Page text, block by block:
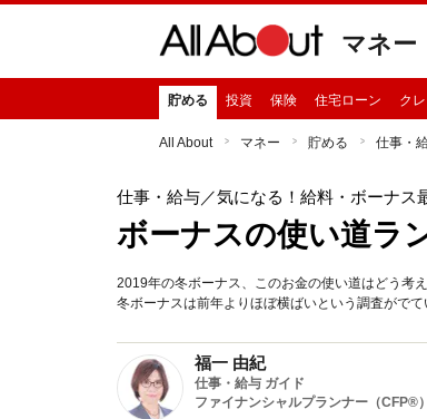
マネー
貯める 投資 保険 住宅ローン ク
All About マネー 貯める 仕事・
仕事・給与／気になる！給料・ボーナス
ボーナスの使い道ラ
2019年の冬ボーナス、このお金の使い道はどう考
冬ボーナスは前年よりほぼ横ばいという調査がで
福一 由紀
仕事・給与 ガイド
ファイナンシャルプランナー（CFP®）